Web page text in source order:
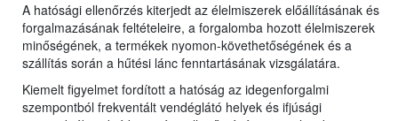
A hatósági ellenőrzés kiterjedt az élelmiszerek előállításának és
forgalmazásának feltételeire, a forgalomba hozott élelmiszerek
minőségének, a termékek nyomon-követhetőségének és a
szállítás során a hűtési lánc fenntartásának vizsgálatára.
Kiemelt figyelmet fordított a hatóság az idegenforgalmi
szempontból frekventált vendéglátó helyek és ifjúsági